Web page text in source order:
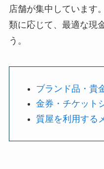
店舗が集中しています
類に応じて、最適な現
う。
ブランド品・貴
金券・チケット
質屋を利用する